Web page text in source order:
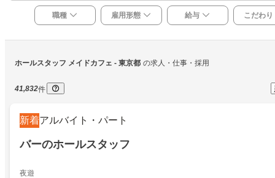
職種 雇用形態 給与 こだわり
ホールスタッフ メイドカフェ - 東京都 の求人・仕事・採用
41,832件
新着アルバイト・パート
バーのホールスタッフ
夜遊